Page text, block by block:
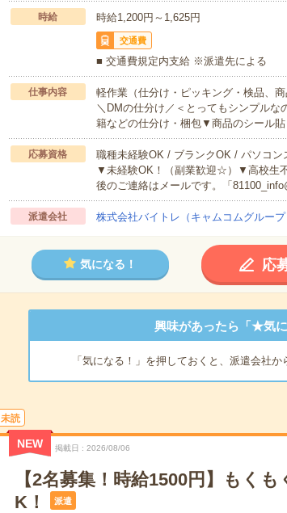
時給 時給1,200円～1,625円
交通費
■ 交通費規定内支給 ※派遣先による
仕事内容
軽作業（仕分け・ピッキング・検品、商
＼DMの仕分け／＜とってもシンプル
籍などの仕分け・梱包▼商品のシール
応募資格
職種未経験OK / ブランクOK / パソコン
▼未経験OK！（副業歓迎☆）▼高校生
後のご連絡はメールです。「
派遣会社 株式会社バイトレ（キャムコムグループ
気になる！ 応
興味があったら「★気
「気になる！」を押しておくと、派遣会社か
未読
NEW 掲載日 2026/08/06
【2名募集！時給1500円】もく
K！
派遣